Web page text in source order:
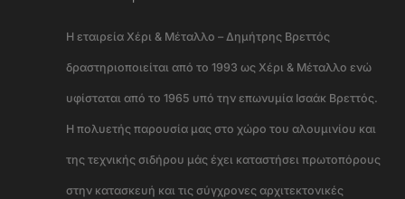
Η εταιρεία Χέρι & Μέταλλο – Δημήτρης Βρεττός
δραστηριοποιείται από το 1993 ως Χέρι & Μέταλλο ενώ
υφίσταται από το 1965 υπό την επωνυμία Ισαάκ Βρεττός.
Η πολυετής παρουσία μας στο χώρο του αλουμινίου και
της τεχνικής σιδήρου μάς έχει καταστήσει πρωτοπόρους
στην κατασκευή και τις σύγχρονες αρχιτεκτονικές